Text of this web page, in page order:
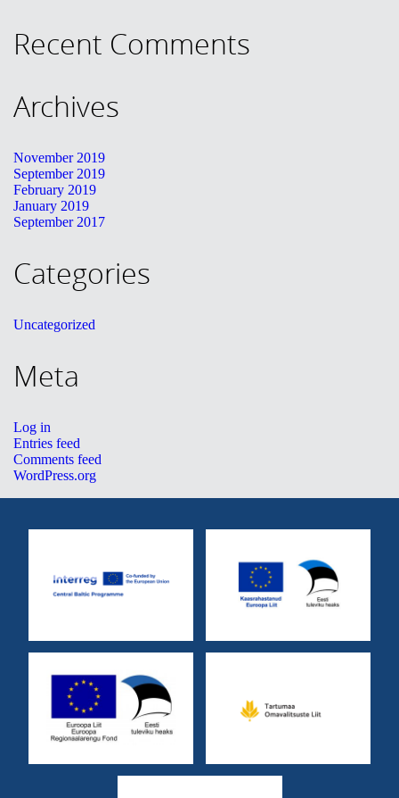
Recent Comments
Archives
November 2019
September 2019
February 2019
January 2019
September 2017
Categories
Uncategorized
Meta
Log in
Entries feed
Comments feed
WordPress.org